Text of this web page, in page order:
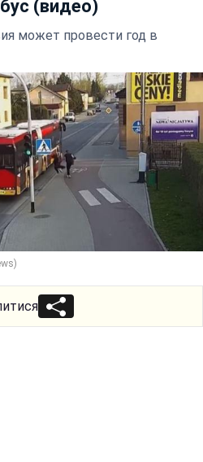
(видео)
может провести год в